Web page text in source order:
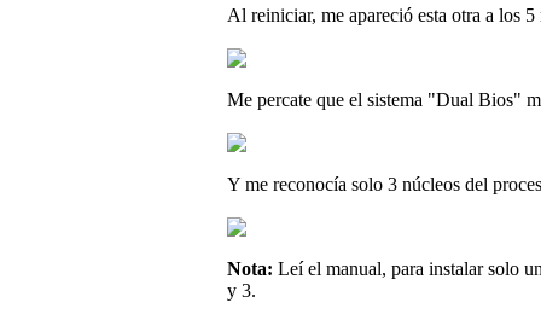
Al reiniciar, me apareció esta otra a los 5
Me percate que el sistema "Dual Bios"
Y me reconocía solo 3 núcleos del
Nota: Leí el manual, para instalar solo
y 3.